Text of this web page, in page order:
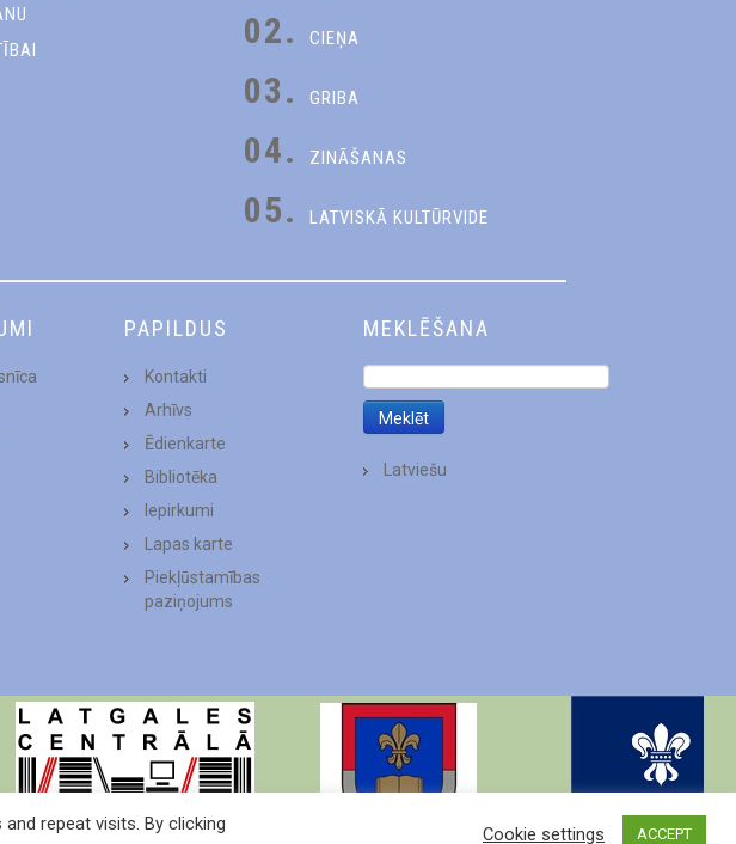
02. CIEŅA
03. GRIBA
04. ZINĀŠANAS
05. LATVISKĀ KULTŪRVIDE
PAPILDUS
Kontakti
Arhīvs
Ēdienkarte
Bibliotēka
Iepirkumi
Lapas karte
Piekļūstamības
paziņojums
MEKLĒŠANA
Latviešu
repeat visits. By clicking
Cookie settings ACCEPT